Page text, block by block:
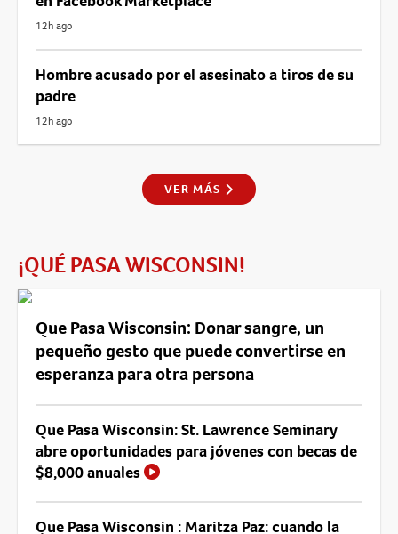
12h ago
Hombre acusado por el asesinato a tiros de su
padre
12h ago
VER MÁS
¡QUÉ PASA WISCONSIN!
Que Pasa Wisconsin: Donar sangre, un
pequeño gesto que puede convertirse en
esperanza para otra persona
Que Pasa Wisconsin: St. Lawrence Seminary
abre oportunidades para jóvenes con becas de
$8,000 anuales
Que Pasa Wisconsin : Maritza Paz: cuando la